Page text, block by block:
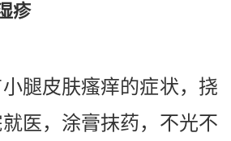
疹
腿皮肤瘙痒的症状，挠
医，涂膏抹药，不光不